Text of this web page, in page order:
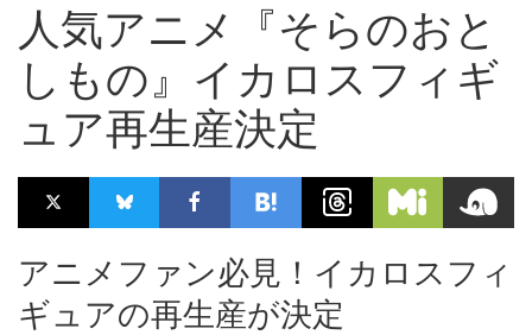
人気アニメ『そらのおと
しもの』イカロスフィギ
ュア再生産決定
アニメファン必見！イカロスフィ
ギュアの再生産が決定